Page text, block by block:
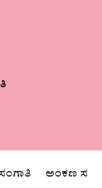
ಅಂಕಣ